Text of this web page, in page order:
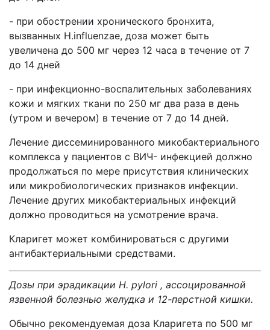
- при обострении хронического бронхита,
вызванных H.influenzae, доза может быть
увеличена до 500 мг через 12 часа в течение от 7
до 14 дней
- при инфекционно-воспалительных заболеваниях
кожи и мягких ткани по 250 мг два раза в день
(утром и вечером) в течение от 7 до 14 дней.
Лечение диссеминированного микобактериального
комплекса у пациентов с ВИЧ- инфекцией должно
продолжаться по мере присутствия клинических
или микробиологических признаков инфекции.
Лечение других микобактериальных инфекций
должно проводиться на усмотрение врача.
Кларигет может комбинироваться с другими
антибактериальными средствами.
Дозы при эрадикации H. pylori , ассоцированной
язвенной болезнью желудка и 12-перстной кишки.
Обычно рекомендуемая доза Кларигета по 500 мг